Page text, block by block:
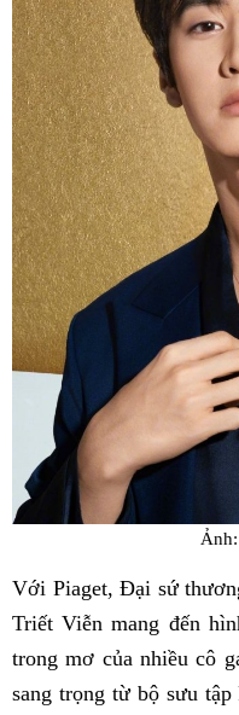
Với Piaget, Đại sứ
Triết Viễn mang đến
trong mơ của nhiều cô
sang trọng từ bộ sưu tập